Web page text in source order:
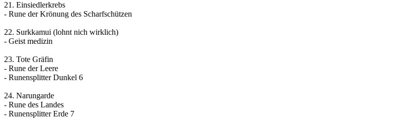
21. Einsiedlerkrebs
- Rune der Krönung des Scharfschützen
22. Surkkamui (lohnt nich wirklich)
- Geist medizin
23. Tote Gräfin
- Rune der Leere
- Runensplitter Dunkel 6
24. Narungarde
- Rune des Landes
- Runensplitter Erde 7